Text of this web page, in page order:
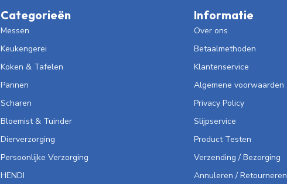
Categorieën
Messen
Keukengerei
Koken & Tafelen
Pannen
Scharen
Bloemist & Tuinder
Dierverzorging
Persoonlijke Verzorging
HENDI
Informatie
Over ons
Betaalmethoden
Klantenservice
Algemene voorwaarden
Privacy Policy
Slijpservice
Product Testen
Verzending / Bezorging
Annuleren / Retourneren